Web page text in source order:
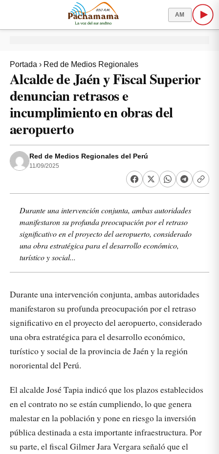
AM
Portada › Red de Medios Regionales
Alcalde de Jaén y Fiscal Superior
denuncian retrasos e
incumplimiento en obras del
aeropuerto
Red de Medios Regionales del Perú
11/09/2025
Durante una intervención conjunta, ambas autoridades
manifestaron su profunda preocupación por el retraso
significativo en el proyecto del aeropuerto, considerado
una obra estratégica para el desarrollo económico,
turístico y social...
Durante una intervención conjunta, ambas autoridades
manifestaron su profunda preocupación por el retraso
significativo en el proyecto del aeropuerto, considerado
una obra estratégica para el desarrollo económico,
turístico y social de la provincia de Jaén y la región
nororiental del Perú.
El alcalde José Tapia indicó que los plazos establecidos
en el contrato no se están cumpliendo, lo que genera
malestar en la población y pone en riesgo la inversión
pública destinada a esta importante infraestructura. Por
su parte, el fiscal Gilmer Jara Vergara señaló que el